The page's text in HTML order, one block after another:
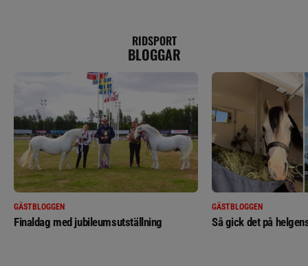
RIDSPORT
BLOGGAR
GÄSTBLOGGEN
Finaldag med jubileumsutställning
GÄSTBLOGGEN
Så gick det på